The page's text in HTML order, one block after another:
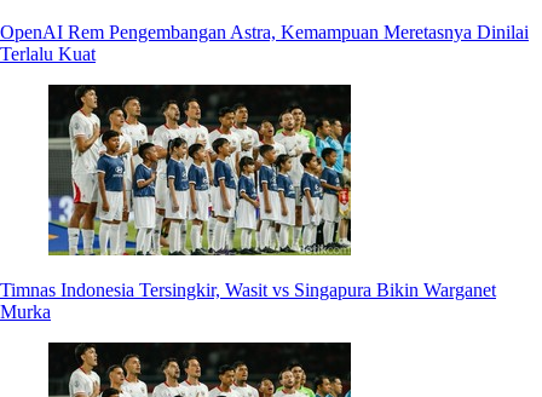
OpenAI Rem Pengembangan Astra, Kemampuan Meretasnya Dinilai
Terlalu Kuat
Timnas Indonesia Tersingkir, Wasit vs Singapura Bikin Warganet
Murka